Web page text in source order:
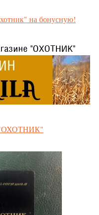
на бонусную!
"ОХОТНИК"